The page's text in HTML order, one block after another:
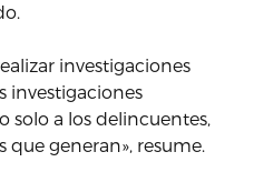
investigaciones
investigaciones
solo a los delincuentes,
generan», resume.